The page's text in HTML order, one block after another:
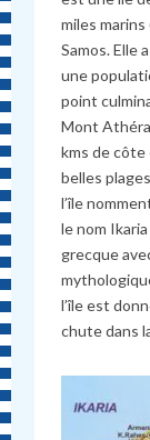
miles marins
Samos. Elle
une
point
Mont
kms de
belles
l’île
le nom
grecque
l’île est
chute dans